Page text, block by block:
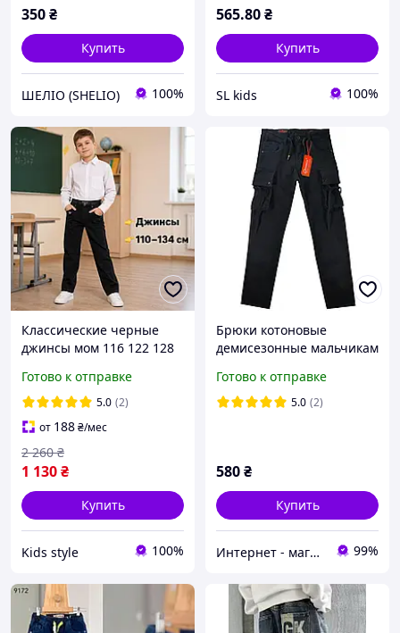
350₴
Купить
ШЕЛІО (SHELIO) 100%
565.80₴
Купить
SL kids 100%
Классические черные
джинсы мом 116 122 128
хорошие детские момы
для мальчиков в школу
Готово к отправке
5.0 (2)
от 188₴/мес
1 130₴
2 260 ₴
Купить
Kids style 100%
Брюки котоновые
демисезонные мальчикам
Готово к отправке
5.0 (2)
580₴
Купить
Интернет - магазин "Dendy" 99%